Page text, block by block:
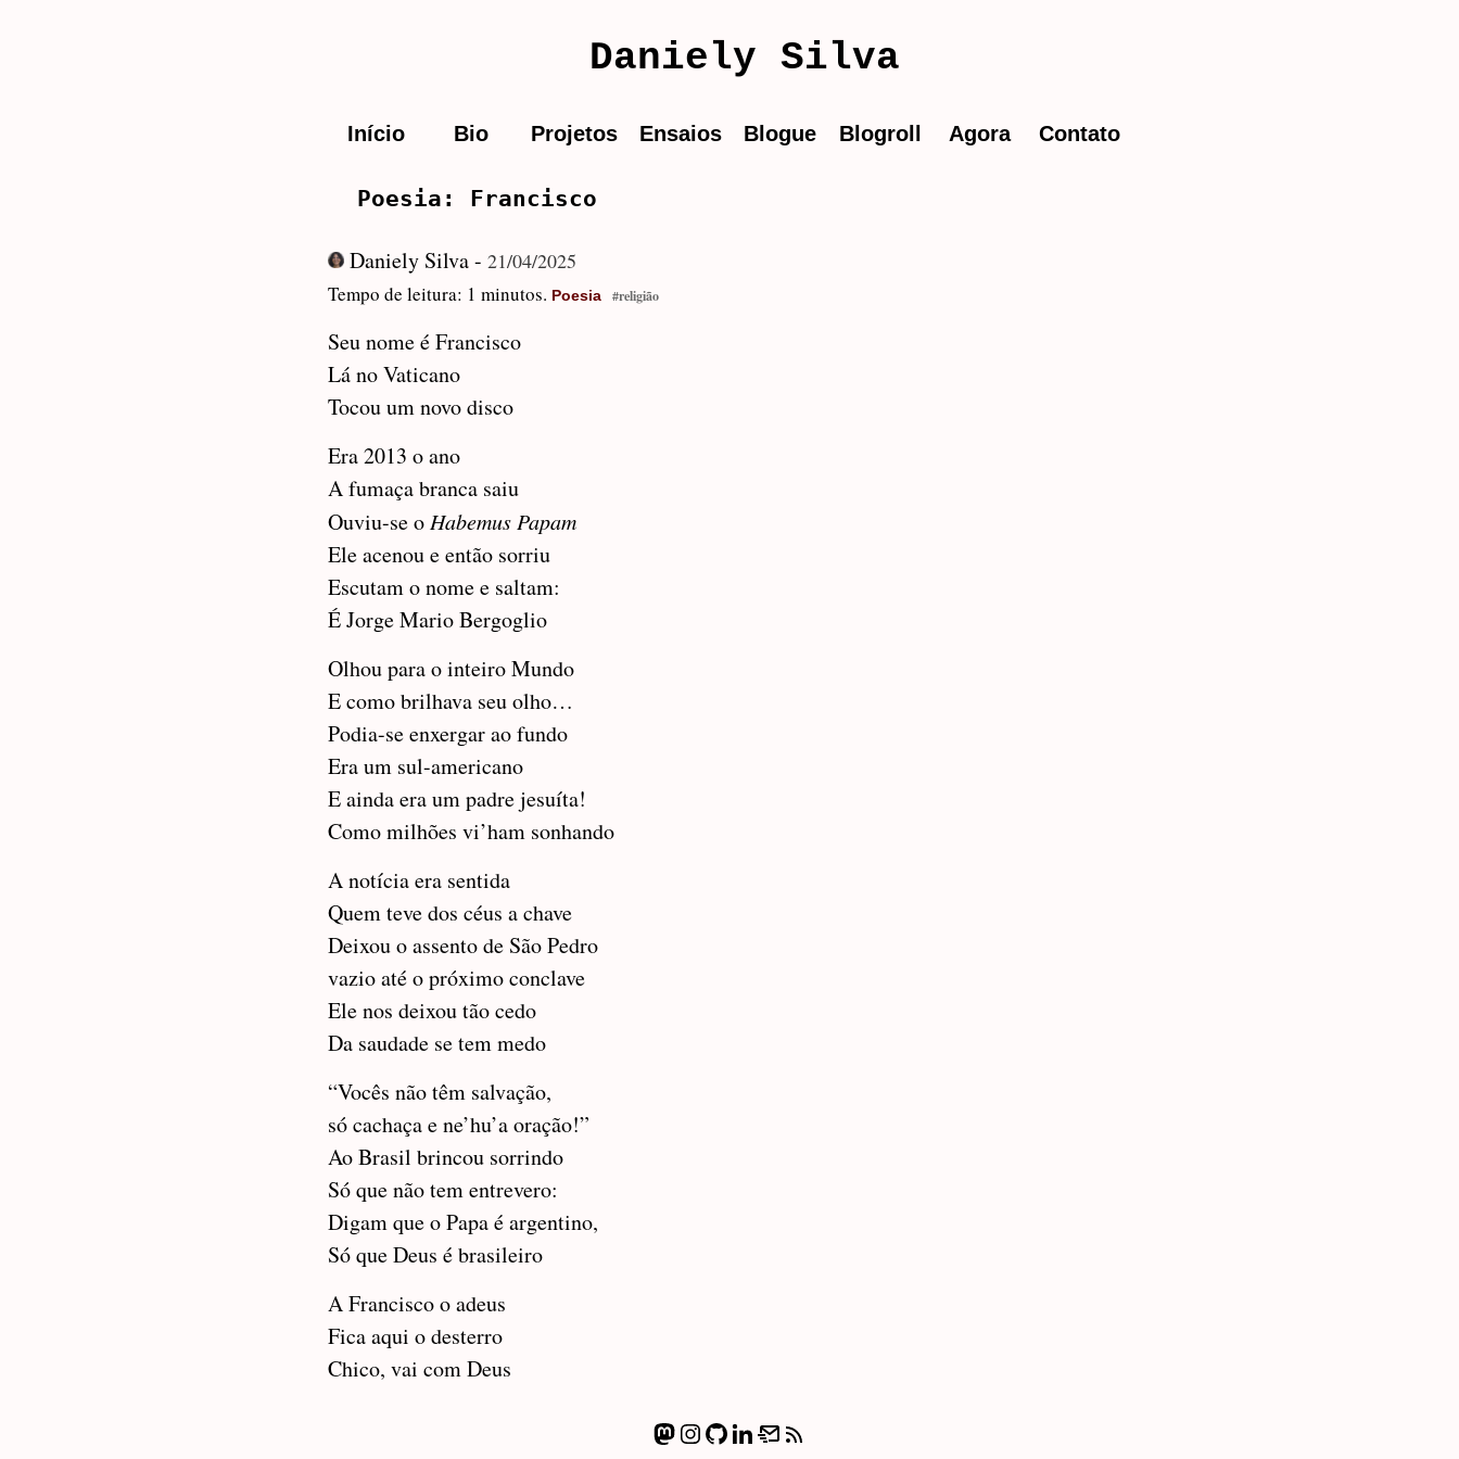
Daniely Silva
Início Bio Projetos Ensaios Blogue Blogroll Agora Contato
Poesia: Francisco
Daniely Silva -21/04/2025
Tempo de leitura: 1 minutos. Poesia #religião
Seu nome é Francisco
Lá no Vaticano
Tocou um novo disco
Era 2013 o ano
A fumaça branca saiu
Ouviu-se oHabemus Papam
Ele acenou e então sorriu
Escutam o nome e saltam:
É Jorge Mario Bergoglio
Olhou para o inteiro Mundo
E como brilhava seu olho…
Podia-se enxergar ao fundo
Era um sul-americano
E ainda era um padre jesuíta!
Como milhões vi’ham sonhando
A notícia era sentida
Quem teve dos céus a chave
Deixou o assento de São Pedro
vazio até o próximo conclave
Ele nos deixou tão cedo
Da saudade se tem medo
“Vocês não têm salvação,
só cachaça e ne’hu’a oração!”
Ao Brasil brincou sorrindo
Só que não tem entrevero:
Digam que o Papa é argentino,
Só que Deus é brasileiro
A Francisco o adeus
Fica aqui o desterro
Chico, vai com Deus